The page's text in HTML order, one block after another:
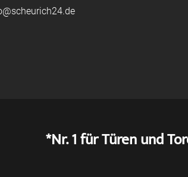
*Nr. 1 für Türen und